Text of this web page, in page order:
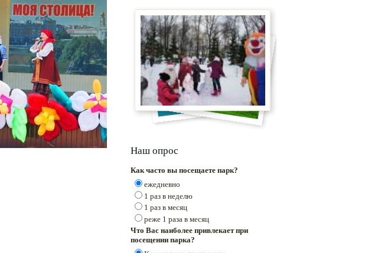
Наш опрос
Как часто вы посещаете парк?
ежедневно
1 раз в неделю
1 раз в месяц
реже 1 раза в месяц
Что Вас наиболее привлекает при
посещении парка?